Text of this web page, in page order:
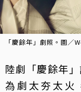
「慶餘年」劇照。圖／
陸劇「慶餘年
為劇太夯太火